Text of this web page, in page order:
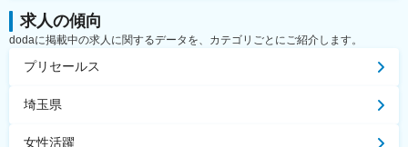
求人の傾向
dodaに掲載中の求人に関するデータを、カテゴリごとにご紹介します。
プリセールス
埼玉県
女性活躍